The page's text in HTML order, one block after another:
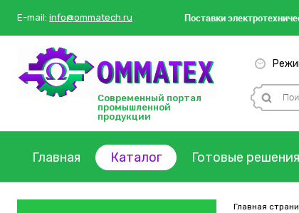
E-mail: info@ommatech.ru Поставки
Современный портал
промышленной
продукции
Главная Каталог Готовые решения
Главная